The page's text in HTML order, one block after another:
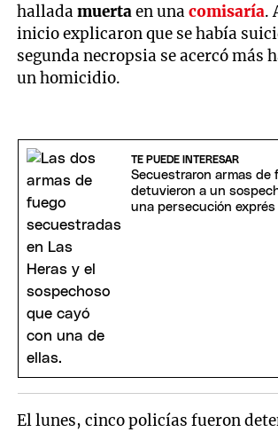
halladamuertaen unacomisaría.
inicio explicaron que se había
segunda necropsia se acercó más
un homicidio.
TE PUEDE INTERESAR
Secuestraron armas de
detuvieron a un
una persecución exprés
El lunes, cinco policías fueron